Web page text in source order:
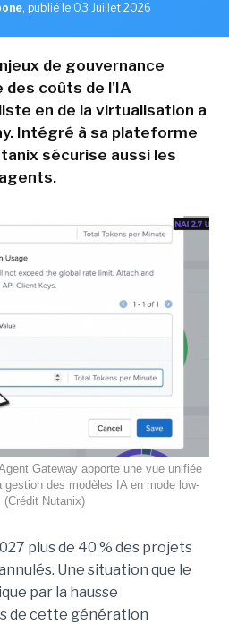
, publié le 03 Juillet 2026
de gouvernance
des coûts de l'IA
en de la virtualisation a
Intégré à sa plateforme
sécurise aussi les
Gateway apporte une vue unifiée
gestion des modèles IA en mode low-
(Crédit Nutanix)
plus de 40 % des projets
Une situation que le
par la hausse
de cette génération